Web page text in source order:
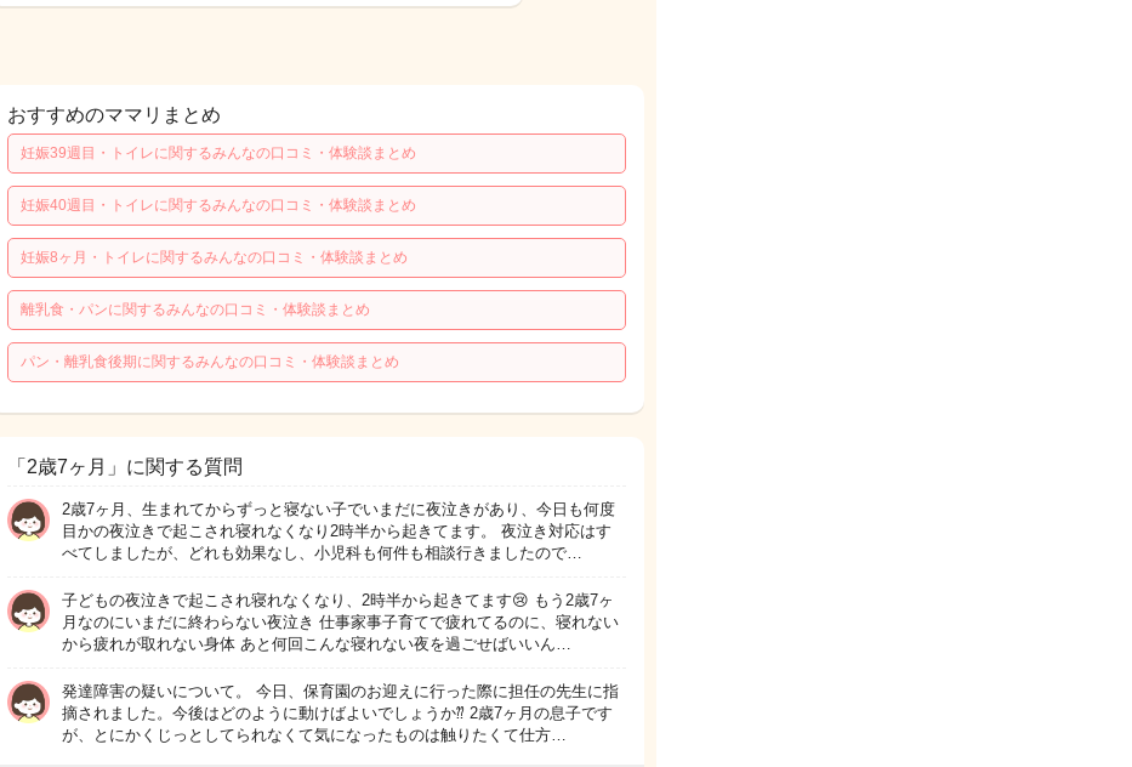
おすすめのママリまとめ
妊娠39週目・トイレに関するみんなの口コミ・体験談まとめ
妊娠40週目・トイレに関するみんなの口コミ・体験談まとめ
妊娠8ヶ月・トイレに関するみんなの口コミ・体験談まとめ
離乳食・パンに関するみんなの口コミ・体験談まとめ
パン・離乳食後期に関するみんなの口コミ・体験談まとめ
「2歳7ヶ月」に関する質問
2歳7ヶ月、生まれてからずっと寝ない子でいまだに夜泣きがあり、今日も何度
目かの夜泣きで起こされ寝れなくなり2時半から起きてます。 夜泣き対応はす
べてしましたが、どれも効果なし、小児科も何件も相談行きましたので…
子どもの夜泣きで起こされ寝れなくなり、2時半から起きてます😢 もう2歳7ヶ
月なのにいまだに終わらない夜泣き 仕事家事子育てで疲れてるのに、寝れない
から疲れが取れない身体 あと何回こんな寝れない夜を過ごせばいいん…
発達障害の疑いについて。 今日、保育園のお迎えに行った際に担任の先生に指
摘されました。今後はどのように動けばよいでしょうか⁇ 2歳7ヶ月の息子です
が、とにかくじっとしてられなくて気になったものは触りたくて仕方…